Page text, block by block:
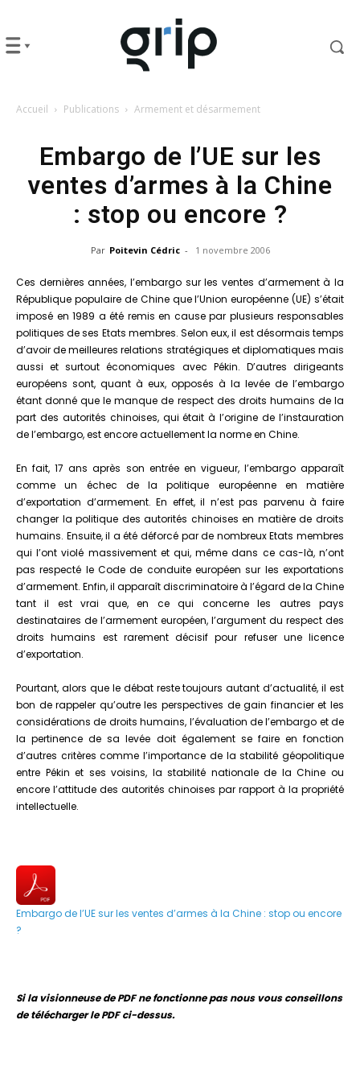
Accueil Publications Armement et désarmement
Embargo de l’UE sur les
ventes d’armes à la Chine
: stop ou encore ?
Par Poitevin Cédric - 1 novembre 2006
Ces dernières années, l’embargo sur les ventes d’armement à la
République populaire de Chine que l’Union européenne (UE) s’était
imposé en 1989 a été remis en cause par plusieurs responsables
politiques de ses Etats membres. Selon eux, il est désormais temps
d’avoir de meilleures relations stratégiques et diplomatiques mais
aussi et surtout économiques avec Pékin. D’autres dirigeants
européens sont, quant à eux, opposés à la levée de l’embargo
étant donné que le manque de respect des droits humains de la
part des autorités chinoises, qui était à l’origine de l’instauration
de l’embargo, est encore actuellement la norme en Chine.
En fait, 17 ans après son entrée en vigueur, l’embargo apparaît
comme un échec de la politique européenne en matière
d’exportation d’armement. En effet, il n’est pas parvenu à faire
changer la politique des autorités chinoises en matière de droits
humains. Ensuite, il a été déforcé par de nombreux Etats membres
qui l’ont violé massivement et qui, même dans ce cas-là, n’ont
pas respecté le Code de conduite européen sur les exportations
d’armement. Enfin, il apparaît discriminatoire à l’égard de la Chine
tant il est vrai que, en ce qui concerne les autres pays
destinataires de l’armement européen, l’argument du respect des
droits humains est rarement décisif pour refuser une licence
d’exportation.
Pourtant, alors que le débat reste toujours autant d’actualité, il est
bon de rappeler qu’outre les perspectives de gain financier et les
considérations de droits humains, l’évaluation de l’embargo et de
la pertinence de sa levée doit également se faire en fonction
d’autres critères comme l’importance de la stabilité géopolitique
entre Pékin et ses voisins, la stabilité nationale de la Chine ou
encore l’attitude des autorités chinoises par rapport à la propriété
intellectuelle.
Embargo de l’UE sur les ventes d’armes à la Chine : stop ou encore
?
Si la visionneuse de PDF ne fonctionne pas nous vous conseillons
de télécharger le PDF ci-dessus.